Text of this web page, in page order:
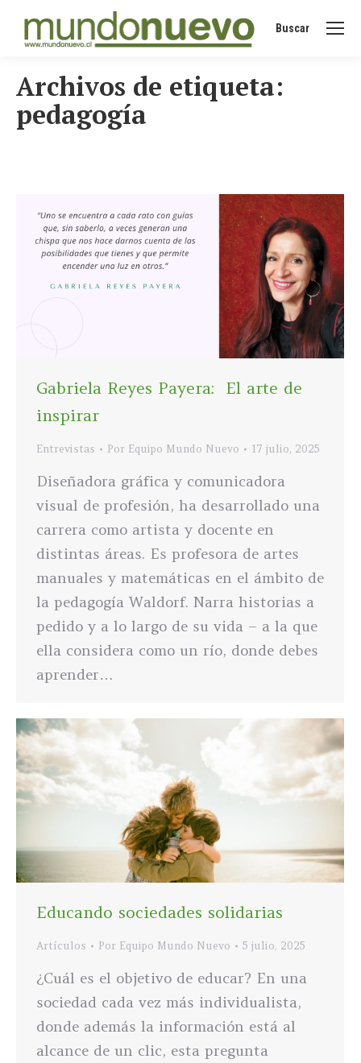
Buscar:
Buscar
Archivos de etiqueta:
pedagogía
Gabriela Reyes Payera: El arte de
inspirar
Entrevistas Por Equipo Mundo Nuevo 17 julio, 2025
Diseñadora gráfica y comunicadora
visual de profesión, ha desarrollado una
carrera como artista y docente en
distintas áreas. Es profesora de artes
manuales y matemáticas en el ámbito de
la pedagogía Waldorf. Narra historias a
pedido y a lo largo de su vida – a la que
ella considera como un río, donde debes
aprender…
Educando sociedades solidarias
Artículos Por Equipo Mundo Nuevo 5 julio, 2025
¿Cuál es el objetivo de educar? En una
sociedad cada vez más individualista,
donde además la información está al
alcance de un clic, esta pregunta